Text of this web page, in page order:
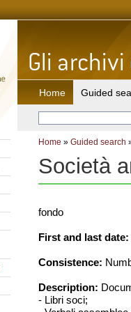
Home Guided
Home » Guided search
Società
fondo
First and last date:
Consistence:
Description:
- Libri soci;